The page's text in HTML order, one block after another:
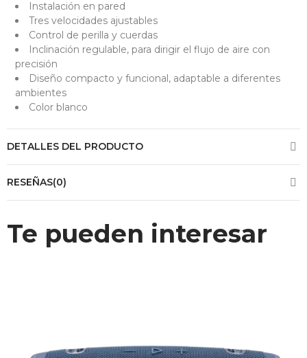
Instalación en pared
Tres velocidades ajustables
Control de perilla y cuerdas
Inclinación regulable, para dirigir el flujo de aire con
precisión
Diseño compacto y funcional, adaptable a diferentes
ambientes
Color blanco
DETALLES DEL PRODUCTO
RESEÑAS(0)
Te pueden interesar